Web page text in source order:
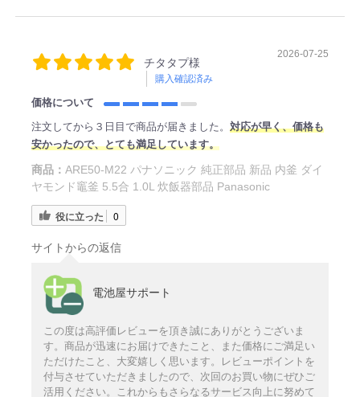
チタタプ様
購入確認済み
2026-07-25
価格について
注文してから３日目で商品が届きました。 対応が早く、価格も
安かったので、とても満足しています。
商品： ARE50-M22 パナソニック 純正部品 新品 内釜 ダイ
ヤモンド竈釜 5.5合 1.0L 炊飯器部品 Panasonic
役に立った 0
サイトからの返信
電池屋サポート
この度は高評価レビューを頂き誠にありがとうございま
す。商品が迅速にお届けできたこと、また価格にご満足い
ただけたこと、大変嬉しく思います。レビューポイントを
付与させていただきましたので、次回のお買い物にぜひご
活用ください。これからもさらなるサービス向上に努めて